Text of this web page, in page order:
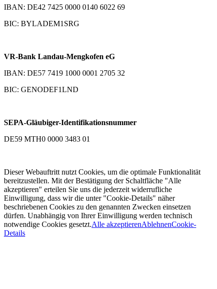
IBAN: DE42 7425 0000 0140 6022 69
BIC: BYLADEM1SRG
VR-Bank Landau-Mengkofen eG
IBAN: DE57 7419 1000 0001 2705 32
BIC: GENODEF1LND
SEPA-Gläubiger-Identifikationsnummer
DE59 MTH0 0000 3483 01
Dieser Webauftritt nutzt Cookies, um die optimale Funktionalität
bereitzustellen. Mit der Bestätigung der Schaltfläche "Alle
akzeptieren" erteilen Sie uns die jederzeit widerrufliche
Einwilligung, dass wir die unter "Cookie-Details" näher
beschriebenen Cookies zu den genannten Zwecken einsetzen
dürfen. Unabhängig von Ihrer Einwilligung werden technisch
notwendige Cookies gesetzt.Alle akzeptierenAblehnenCookie-
Details